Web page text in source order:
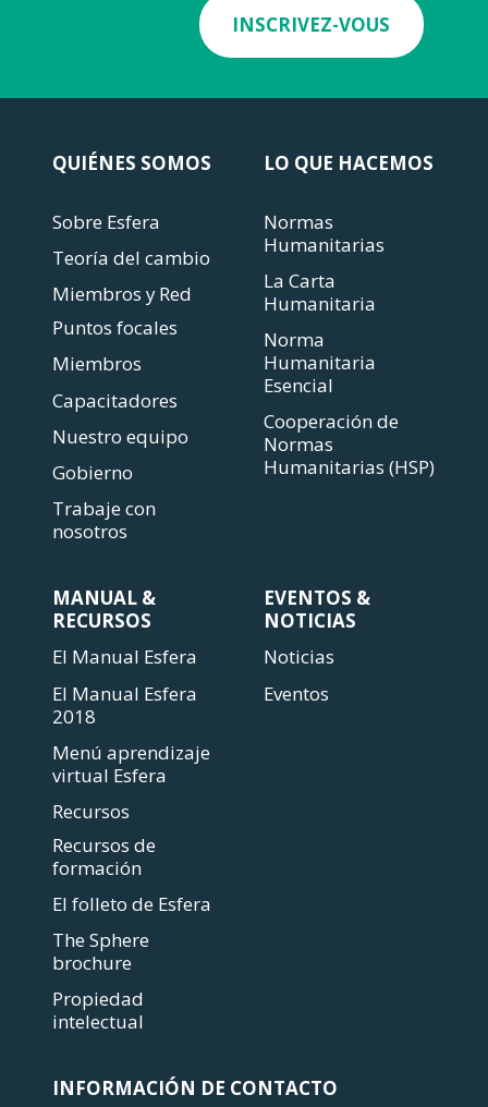
INSCRIVEZ-VOUS
QUIÉNES SOMOS
Sobre Esfera
Teoría del cambio
Miembros y Red
Puntos focales
Miembros
Capacitadores
Nuestro equipo
Gobierno
Trabaje con
nosotros
LO QUE HACEMOS
Normas
Humanitarias
La Carta
Humanitaria
Norma
Humanitaria
Esencial
Cooperación de
Normas
Humanitarias (HSP)
MANUAL &
RECURSOS
El Manual Esfera
El Manual Esfera
2018
Menú aprendizaje
virtual Esfera
Recursos
Recursos de
formación
El folleto de Esfera
The Sphere
brochure
Propiedad
intelectual
EVENTOS &
NOTICIAS
Noticias
Eventos
INFORMACIÓN DE CONTACTO